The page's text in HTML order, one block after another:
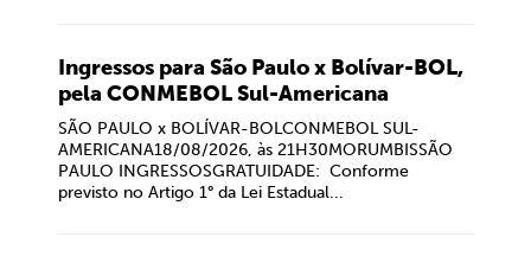
Ingressos para São Paulo x Bolívar-BOL,
pela CONMEBOL Sul-Americana
SÃO PAULO x BOLÍVAR-BOLCONMEBOL SUL-
AMERICANA18/08/2026, às 21H30MORUMBISSÃO
PAULO INGRESSOSGRATUIDADE: Conforme
previsto no Artigo 1° da Lei Estadual...